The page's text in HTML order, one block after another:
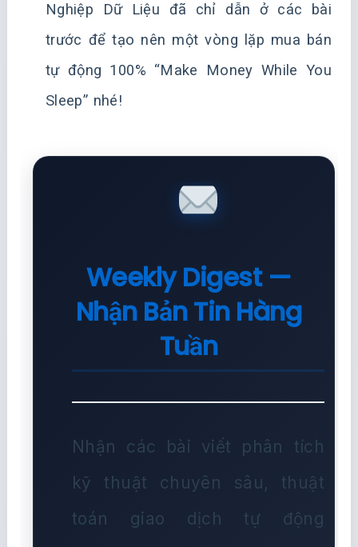
Nghiệp Dữ Liệu đã chỉ dẫn ở các bài
trước để tạo nên một vòng lặp mua bán
tự động 100% “Make Money While You
Sleep” nhé!
Weekly Digest —
Nhận Bản Tin Hàng
Tuần
Nhận các bài viết phân tích
kỹ thuật chuyên sâu, thuật
toán giao dịch tự động